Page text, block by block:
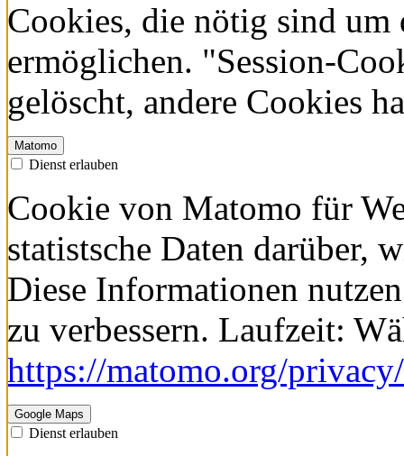
Cookies, die nötig sind um
ermöglichen. "Session-
gelöscht, andere Cookies
Matomo
Dienst erlauben
Cookie von Matomo für
statistsche Daten darüber,
Diese Informationen
zu verbessern. Laufzeit:
https://matomo.org/privacy/
Google Maps
Dienst erlauben